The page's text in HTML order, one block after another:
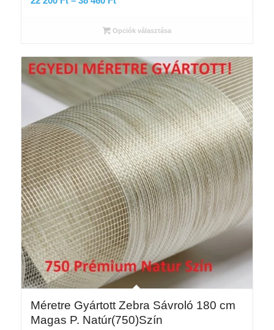
200 Ft
38
460 Ft
Opciók választása
Méretre Gyártott Zebra Sávroló 180 cm
Magas P. Natúr(750)Szín